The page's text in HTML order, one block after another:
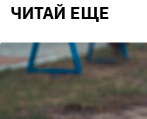
ЧИТАЙ ЕЩЕ